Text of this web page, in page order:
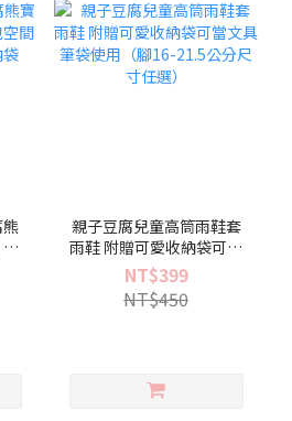
親子豆腐兒童高筒雨鞋套
雨鞋 附贈可愛收納袋可當
文具筆袋使用（腳16-21.5
公分尺寸任選）
NT$399
NT$450